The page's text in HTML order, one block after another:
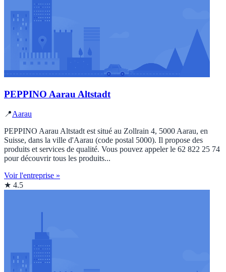
PEPPINO Aarau Altstadt
📍Aarau
PEPPINO Aarau Altstadt est situé au Zollrain 4, 5000 Aarau, en
Suisse, dans la ville d'Aarau (code postal 5000). Il propose des
produits et services de qualité. Vous pouvez appeler le 62 822 25 74
pour découvrir tous les produits...
Voir l'entreprise »
★ 4.5